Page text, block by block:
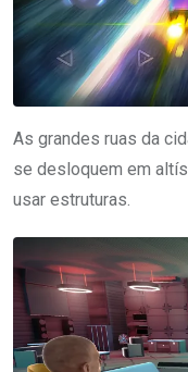
As grandes ruas da
se desloquem em
usar estruturas.